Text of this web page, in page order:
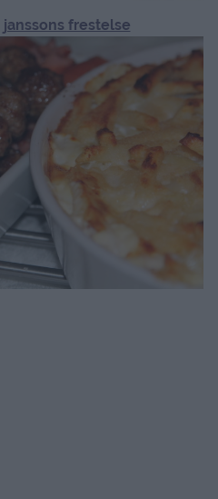
janssons frestelse